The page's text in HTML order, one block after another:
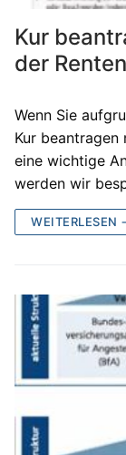
Kur
der
Wenn Sie
Kur beantragen
eine wichtige
werden wir
WEITERLESEN